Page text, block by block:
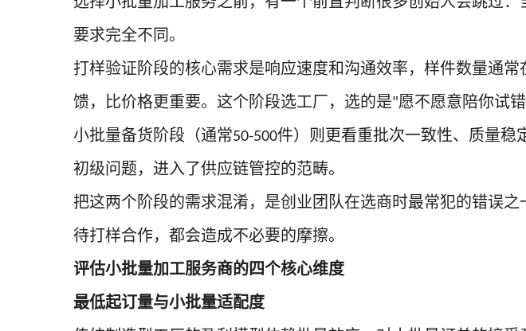
要求完全不同。
打样验证阶段的核心需求是响应速度和沟通效率，样件数量通常
馈，比价格更重要。这个阶段选工厂，选的是"愿不愿意陪你试错
小批量备货阶段（通常50-500件）则更看重批次一致性、质量稳
初级问题，进入了供应链管控的范畴。
把这两个阶段的需求混淆，是创业团队在选商时最常犯的错误之
待打样合作，都会造成不必要的摩擦。
评估小批量加工服务商的四个核心维度
最低起订量与小批量适配度